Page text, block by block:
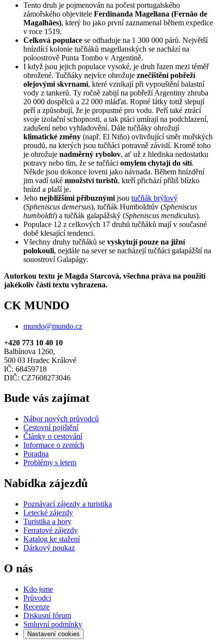
Tento druh je pojmenován na počest portugalského
zámořského objevitele Ferdinanda Magellana (Fernão de
Magalhães), který ho jako první zaznamenal během expedice
v roce 1519.
Celková populace se odhaduje na 1 300 000 párů. Největší
hnízdící kolonie tučňáků magellanských se nachází na
poloostrově Punta Tombo v Argentině.
I když jsou jejich populace vysoké, je druh řazen mezi téměř
ohrožené. Tučňáky nejvíce ohrožuje znečištění pobřeží
olejovými skvrnami, které vznikají při vypouštění balastní
vody z tankerů. Ty ročně zabijí na pobřeží Argentiny zhruba
20 000 dospělců a 22 000 mláďat. Ropné látky totiž slepují
peří a způsobují, že je propustné pro vodu. Peří také ztrácí
svoje izolační schopnosti, a tak ptáci umírají na podchlazení,
zadušení nebo vyhladovění. Dále tučňáky ohrožují
klimatické změny (např. El Niño) ovlivňující směr mořských
proudů, na kterých jsou tučňáci potravně závislí. Kromě toho
je ohrožuje nadměrný rybolov, ať už z hlediska nedostatku
potravy nebo tím, že se tučňáci omylem chytají do sítí.
Někde jsou dokonce loveni jako návnada. Během hnízdění
jim vadí také množství turistů, kteří přichází příliš blízko
hnízd a plaší je.
Jeho nejbližšími příbuznými jsou tučňák brýlový
(Spheniscus demersus), tučňák Humboldtův (Spheniscus
humboldti) a tučňák galapážský (Spheniscus mendiculus).
Populace 12 z celkových 17 druhů tučňáků mají v současné
době klesající tendenci.
Všechny druhy tučňáků se vyskytují pouze na jižní
polokouli, nejdále na sever se nacházejí tučňáci galapážští na
souostroví Galapágy.
Autorkou textu je Magda Starcová, všechna práva na použití
jakékoliv části textu vyhrazena.
CK MUNDO
mundo@mundo.cz
+420 773 10 40 10
Balbínova 1260,
500 03 Hradec Králové
IČ: 68459718
DIČ: CZ7608273046
Bude vás zajímat
Nábor nových průvodců
Cestovní pojištění
Články o cestování
Informace o zemích
Poradna
Problémy s letem
Nabídka zájezdů
Poznávací zájezdy a turistika
Letecké zájezdy
Turistika a hory
Ferratové zájezdy
Katalog ke stažení
Dárkový poukaz
O nás
Kdo jsme
Průvodci
Recenze
Diskusní fórum
Smluvní podmínky
Nastavení cookies